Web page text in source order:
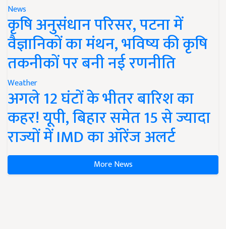
News
कृषि अनुसंधान परिसर, पटना में
वैज्ञानिकों का मंथन, भविष्य की कृषि
तकनीकों पर बनी नई रणनीति
Weather
अगले 12 घंटों के भीतर बारिश का
कहर! यूपी, बिहार समेत 15 से ज्यादा
राज्यों में IMD का ऑरेंज अलर्ट
More News